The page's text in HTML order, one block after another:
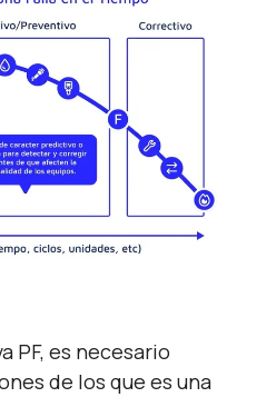
PF, es necesario
de los que es una